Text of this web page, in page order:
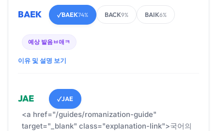
BAEK ✓BAEK74% BACK9% BAIK6%
예상 발음ㅂ애ㅋ
이유 및 설명 보기
JAE ✓JAE
<a href="/guides/romanization-guide"
target="_blank" class="explanation-link">국어의